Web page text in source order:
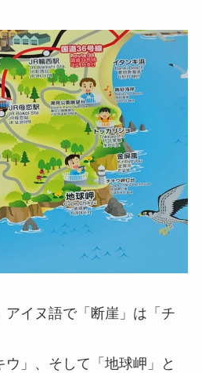
アイヌ語で「断崖」は「チ
ウ」、そして「地球岬」と